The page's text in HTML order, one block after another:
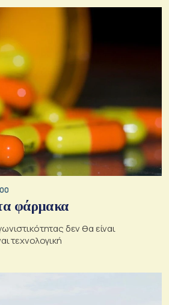
φάρμακα
δεν θα είναι
τεχνολογική